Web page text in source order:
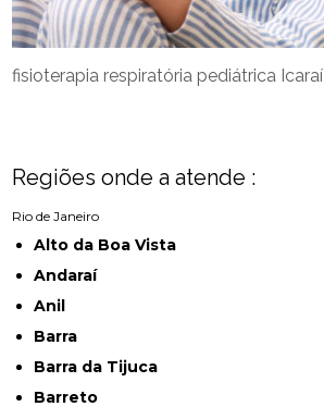
fisioterapia respiratória pediátrica Icaraí
Regiões onde a atende :
Rio de Janeiro
Alto da Boa Vista
Andaraí
Anil
Barra
Barra da Tijuca
Barreto